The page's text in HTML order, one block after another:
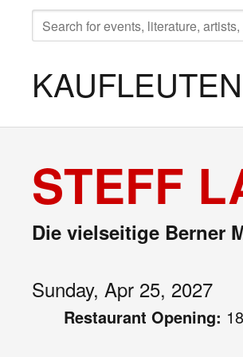
SEARCH
FOR:
KAUFLEUTEN
STEFF
Die vielseitige Berner
Sunday, Apr 25, 2027
Restaurant Opening: